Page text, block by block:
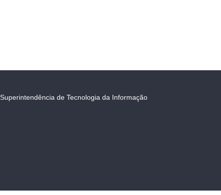
Superintendência de Tecnologia da Informação